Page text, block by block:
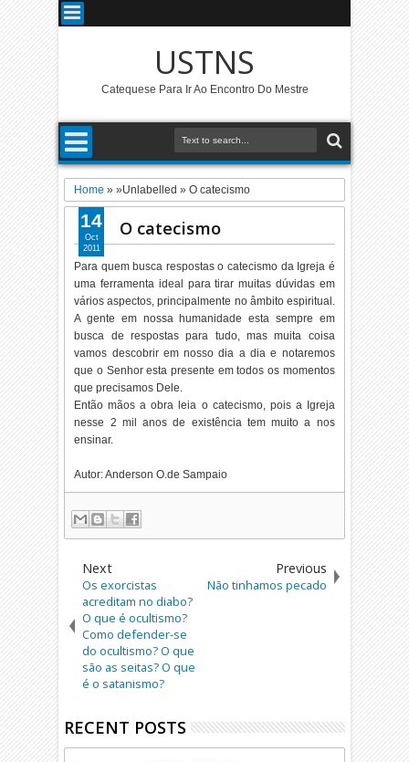
USTNS
Catequese Para Ir Ao Encontro Do Mestre
Home » »Unlabelled »O catecismo
O catecismo
Para quem busca respostas o catecismo da Igreja é
uma ferramenta ideal para tirar muitas dúvidas em
vários aspectos, principalmente no âmbito espiritual.
A gente em nossa humanidade esta sempre em
busca de respostas para tudo, mas muita coisa
vamos descobrir em nosso dia a dia e notaremos
que o Senhor esta presente em todos os momentos
que precisamos Dele.
Então mãos a obra leia o catecismo, pois a Igreja
nesse 2 mil anos de existência tem muito a nos
ensinar.
Autor: Anderson O.de Sampaio
14
Oct
2011
Next
Os exorcistas
acreditam no diabo?
O que é ocultismo?
Como defender-se
do ocultismo? O que
são as seitas? O que
é o satanismo?
Previous
Não tinhamos pecado
RECENT POSTS